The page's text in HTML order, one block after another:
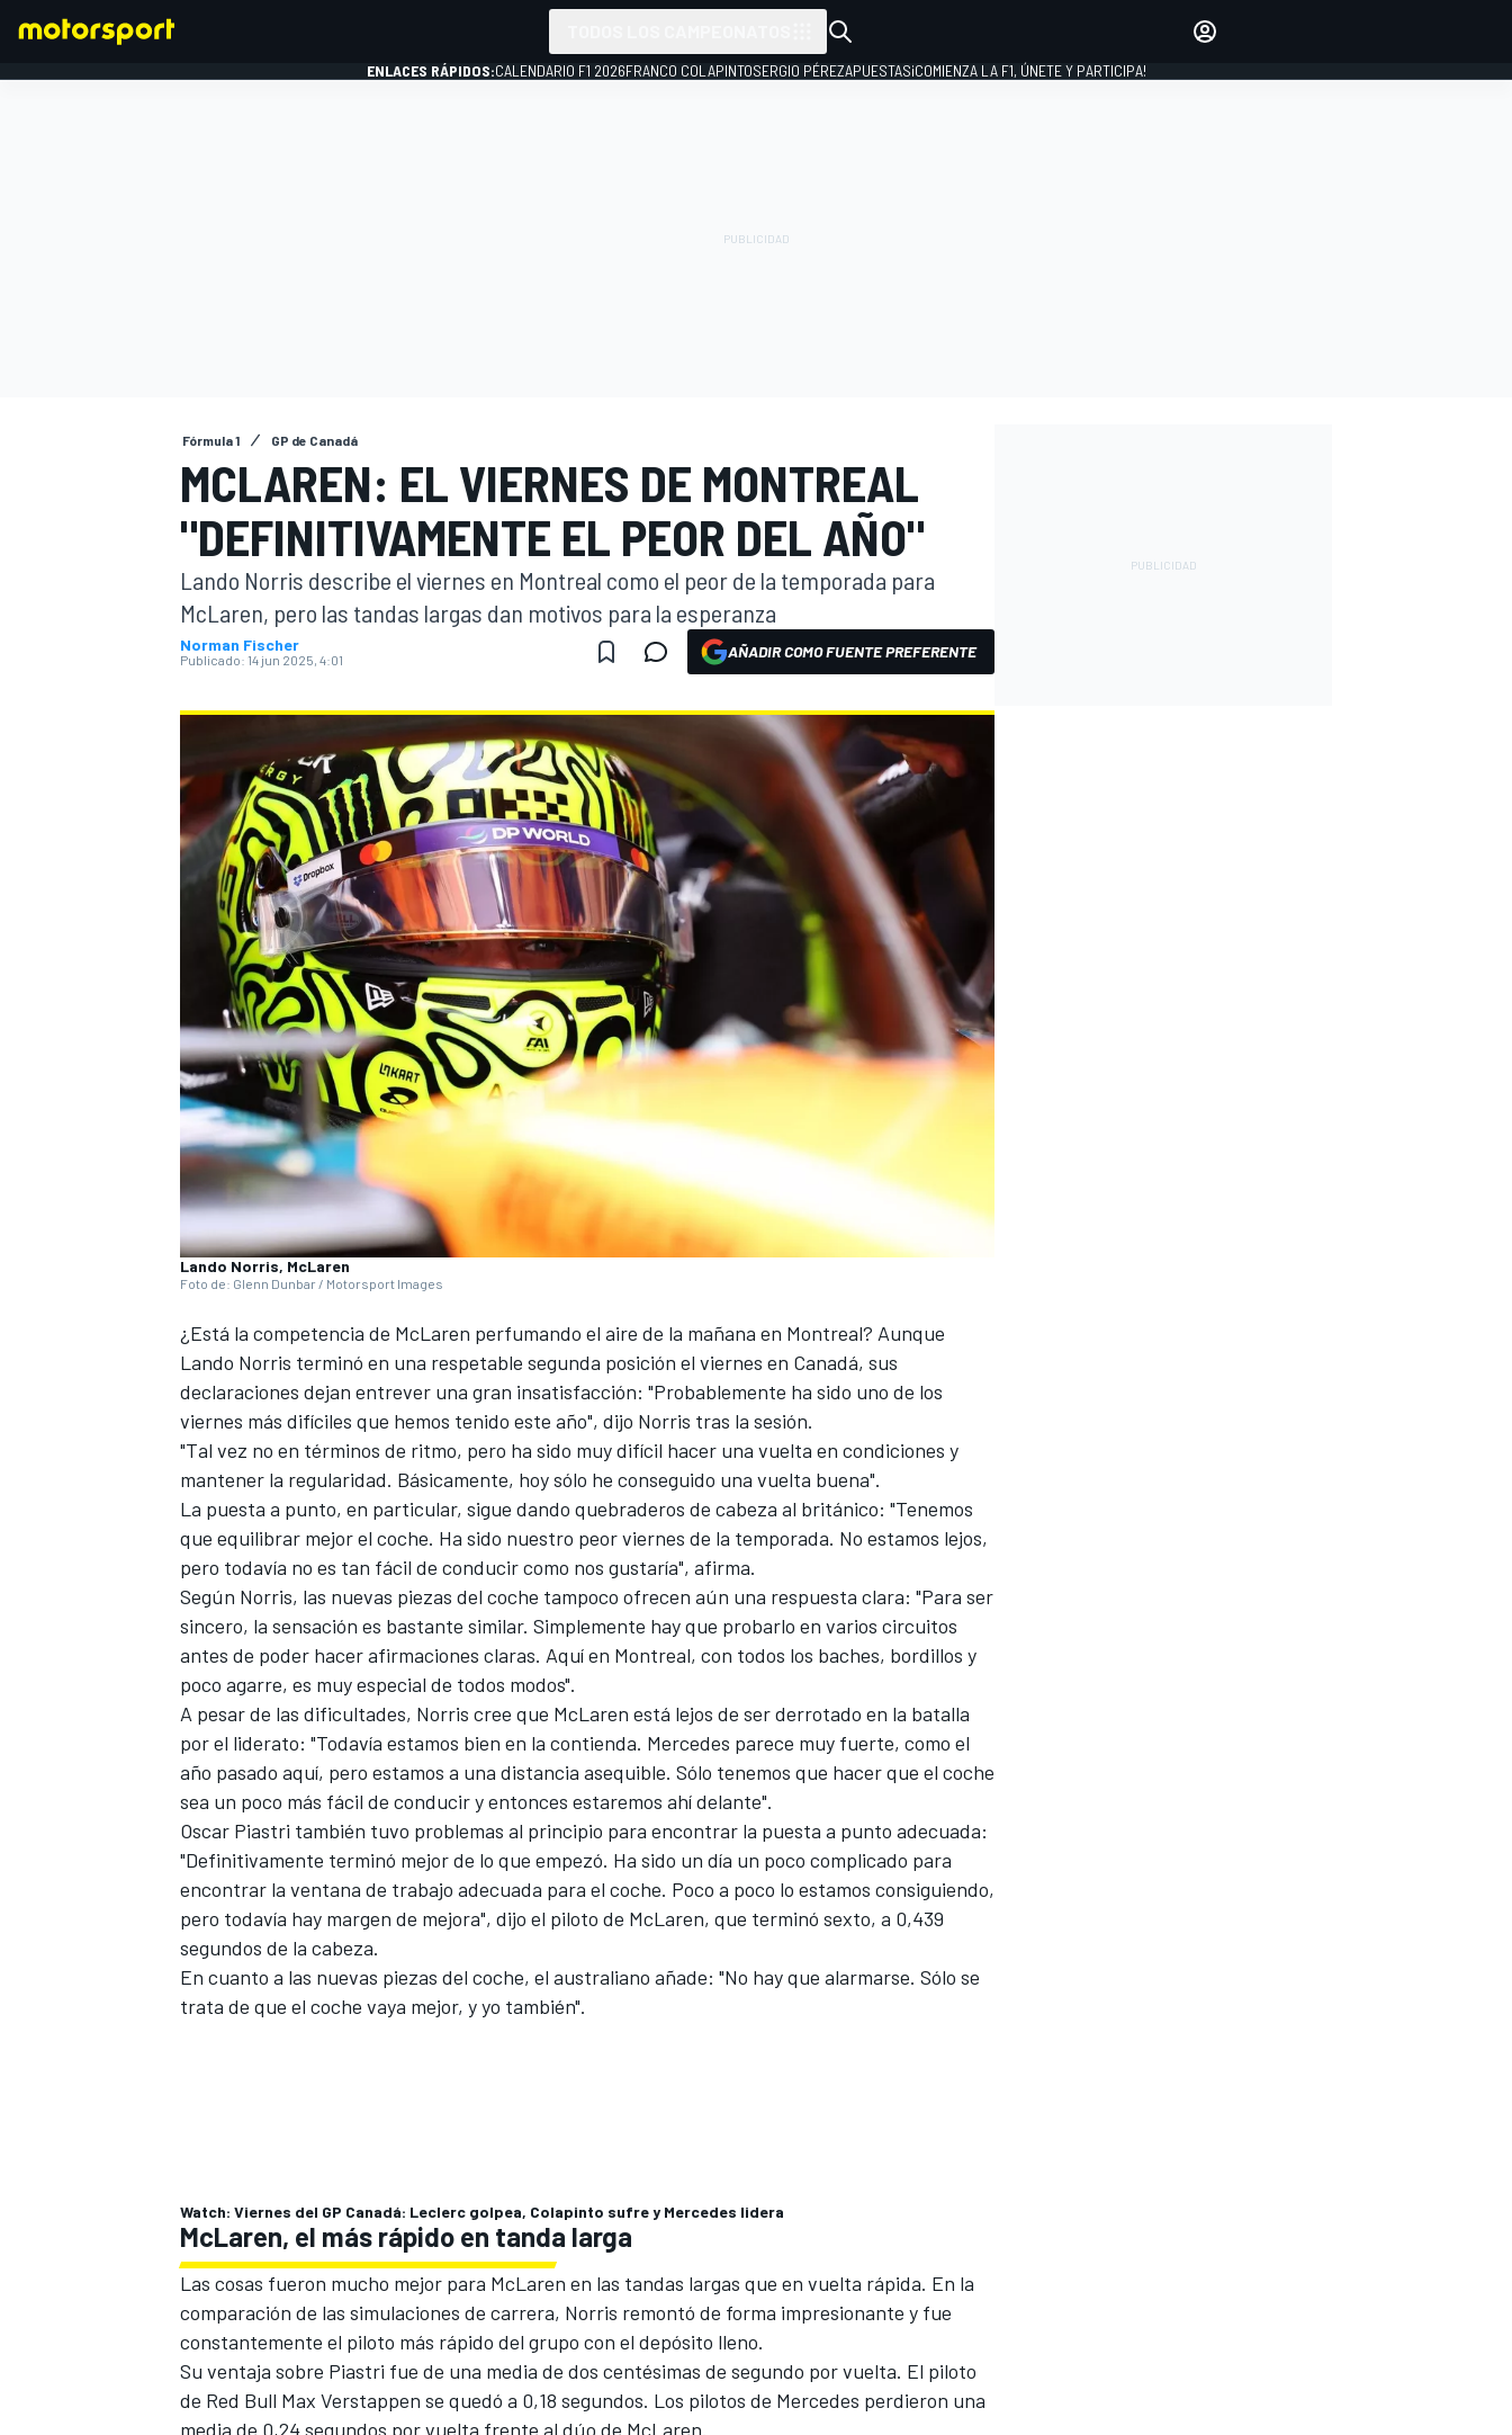
INDYCAR
MOTOGP
NASCAR CUP
FÓRMULA E
INICIAR SESIÓN
ENLACES RÁPIDOS:CALENDARIO F1 2026FRANCO COLAPINTOSERGIO PÉREZAPUESTAS¡COMIENZA LA F1, ÚNETE Y PARTICIPA!
Fórmula 1 GP de Canadá
MCLAREN: EL VIERNES DE MONTREAL
"DEFINITIVAMENTE EL PEOR DEL AÑO"
Lando Norris describe el viernes en Montreal como el peor de la temporada para
McLaren, pero las tandas largas dan motivos para la esperanza
Norman Fischer
Publicado: 14 jun 2025, 4:01 AÑADIR COMO FUENTE PREFERENTE
Lando Norris, McLaren
Foto de: Glenn Dunbar / Motorsport Images
¿Está la competencia de McLaren perfumando el aire de la mañana en Montreal? Aunque
Lando Norris terminó en una respetable segunda posición el viernes en Canadá, sus
declaraciones dejan entrever una gran insatisfacción: "Probablemente ha sido uno de los
viernes más difíciles que hemos tenido este año", dijo Norris tras la sesión.
"Tal vez no en términos de ritmo, pero ha sido muy difícil hacer una vuelta en condiciones y
mantener la regularidad. Básicamente, hoy sólo he conseguido una vuelta buena".
La puesta a punto, en particular, sigue dando quebraderos de cabeza al británico: "Tenemos
que equilibrar mejor el coche. Ha sido nuestro peor viernes de la temporada. No estamos lejos,
pero todavía no es tan fácil de conducir como nos gustaría", afirma.
Según Norris, las nuevas piezas del coche tampoco ofrecen aún una respuesta clara: "Para ser
sincero, la sensación es bastante similar. Simplemente hay que probarlo en varios circuitos
antes de poder hacer afirmaciones claras. Aquí en Montreal, con todos los baches, bordillos y
poco agarre, es muy especial de todos modos".
A pesar de las dificultades, Norris cree que McLaren está lejos de ser derrotado en la batalla
por el liderato: "Todavía estamos bien en la contienda. Mercedes parece muy fuerte, como el
año pasado aquí, pero estamos a una distancia asequible. Sólo tenemos que hacer que el coche
sea un poco más fácil de conducir y entonces estaremos ahí delante".
Oscar Piastri también tuvo problemas al principio para encontrar la puesta a punto adecuada:
"Definitivamente terminó mejor de lo que empezó. Ha sido un día un poco complicado para
encontrar la ventana de trabajo adecuada para el coche. Poco a poco lo estamos consiguiendo,
pero todavía hay margen de mejora", dijo el piloto de McLaren, que terminó sexto, a 0,439
segundos de la cabeza.
En cuanto a las nuevas piezas del coche, el australiano añade: "No hay que alarmarse. Sólo se
trata de que el coche vaya mejor, y yo también".
Watch: Viernes del GP Canadá: Leclerc golpea, Colapinto sufre y Mercedes lidera
McLaren, el más rápido en tanda larga
Las cosas fueron mucho mejor para McLaren en las tandas largas que en vuelta rápida. En la
comparación de las simulaciones de carrera, Norris remontó de forma impresionante y fue
constantemente el piloto más rápido del grupo con el depósito lleno.
Su ventaja sobre Piastri fue de una media de dos centésimas de segundo por vuelta. El piloto
de Red Bull Max Verstappen se quedó a 0,18 segundos. Los pilotos de Mercedes perdieron una
media de 0,24 segundos por vuelta frente al dúo de McLaren.